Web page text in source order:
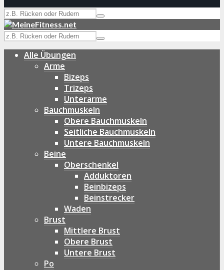
Alle Übungen
Arme
Bizeps
Trizeps
Unterarme
Bauchmuskeln
Obere Bauchmuskeln
Seitliche Bauchmuskeln
Untere Bauchmuskeln
Beine
Oberschenkel
Adduktoren
Beinbizeps
Beinstrecker
Waden
Brust
Mittlere Brust
Obere Brust
Untere Brust
Po